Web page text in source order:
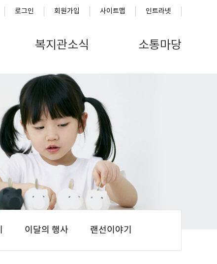
로그인 회원가입 사이트맵 인트라넷
복지관소식 소통마당
이달의 행사 랜선이야기